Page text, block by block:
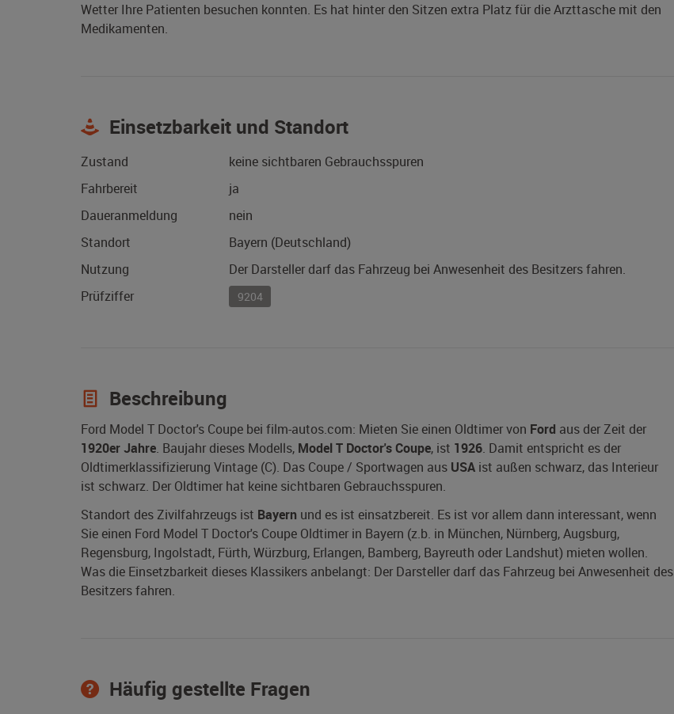
Wetter Ihre Patienten besuchen konnten. Es hat hinter den Sitzen extra Platz für die Arzttasche mit den
Medikamenten.
Einsetzbarkeit und Standort
Zustand
keine sichtbaren Gebrauchsspuren
Fahrbereit
ja
Daueranmeldung
nein
Standort
Bayern (Deutschland)
Nutzung
Der Darsteller darf das Fahrzeug bei Anwesenheit des Besitzers fahren.
Prüfziffer
9204
Beschreibung
Ford Model T Doctor's Coupe bei film-autos.com: Mieten Sie einen Oldtimer von Ford aus der Zeit der
1920er Jahre. Baujahr dieses Modells, Model T Doctor's Coupe, ist 1926. Damit entspricht es der
Oldtimerklassifizierung Vintage (C). Das Coupe / Sportwagen aus USA ist außen schwarz, das Interieur
ist schwarz. Der Oldtimer hat keine sichtbaren Gebrauchsspuren.
Standort des Zivilfahrzeugs ist Bayern und es ist einsatzbereit. Es ist vor allem dann interessant, wenn
Sie einen Ford Model T Doctor's Coupe Oldtimer in Bayern (z.b. in München, Nürnberg, Augsburg,
Regensburg, Ingolstadt, Fürth, Würzburg, Erlangen, Bamberg, Bayreuth oder Landshut) mieten wollen.
Was die Einsetzbarkeit dieses Klassikers anbelangt: Der Darsteller darf das Fahrzeug bei Anwesenheit des
Besitzers fahren.
Häufig gestellte Fragen